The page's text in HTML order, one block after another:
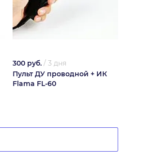
300 руб. / 3 дня
Пульт ДУ проводной + ИК
Flama FL-60